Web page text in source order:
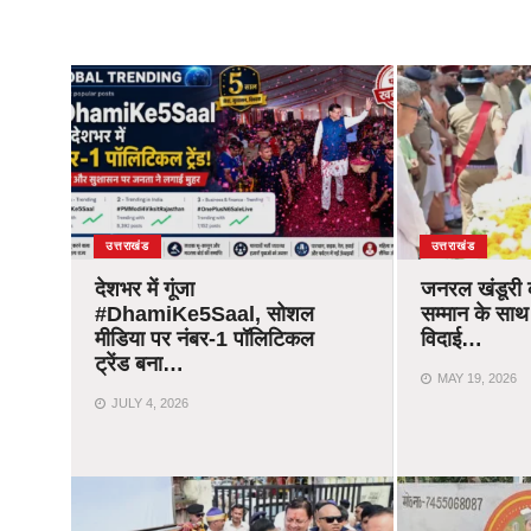
उत्तराखंड
देशभर में गूंजा
#DhamiKe5Saal, सोशल
मीडिया पर नंबर-1 पॉलिटिकल
ट्रेंड बना…
JULY 4, 2026
उत्तराखंड
जनरल खंडूरी
सम्मान के
विदाई…
MAY 19, 2026